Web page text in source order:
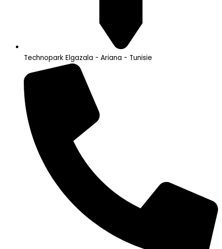
Technopark Elgazala - Ariana - Tunisie